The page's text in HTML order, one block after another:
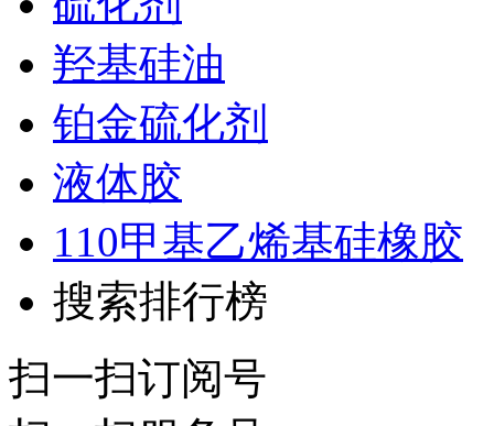
羟基硅油
铂金硫化剂
液体胶
110甲基乙烯基硅橡胶
搜索排行榜
扫一扫订阅号